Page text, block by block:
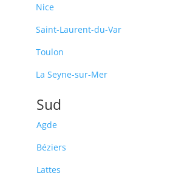
Nice
Saint-Laurent-du-Var
Toulon
La Seyne-sur-Mer
Sud
Agde
Béziers
Lattes